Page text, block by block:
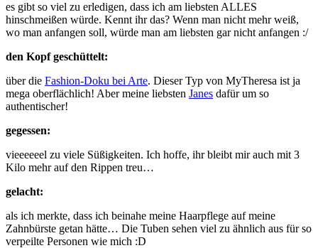
es gibt so viel zu erledigen, dass ich am liebsten ALLES
hinschmeißen würde. Kennt ihr das? Wenn man nicht mehr weiß,
wo man anfangen soll, würde man am liebsten gar nicht anfangen :/
den Kopf geschüttelt:
über die Fashion-Doku bei Arte. Dieser Typ von MyTheresa ist ja
mega oberflächlich! Aber meine liebsten Janes dafür um so
authentischer!
gegessen:
vieeeeeel zu viele Süßigkeiten. Ich hoffe, ihr bleibt mir auch mit 3
Kilo mehr auf den Rippen treu…
gelacht:
als ich merkte, dass ich beinahe meine Haarpflege auf meine
Zahnbürste getan hätte… Die Tuben sehen viel zu ähnlich aus für so
verpeilte Personen wie mich :D